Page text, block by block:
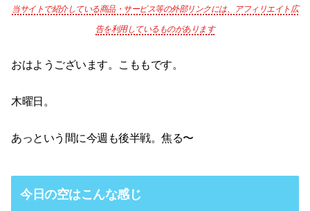
当サイトで紹介している商品・サービス等の外部リンクには、アフィリエイト広
告を利用しているものがあります
おはようございます。こももです。
木曜日。
あっという間に今週も後半戦。焦る〜
今日の空はこんな感じ